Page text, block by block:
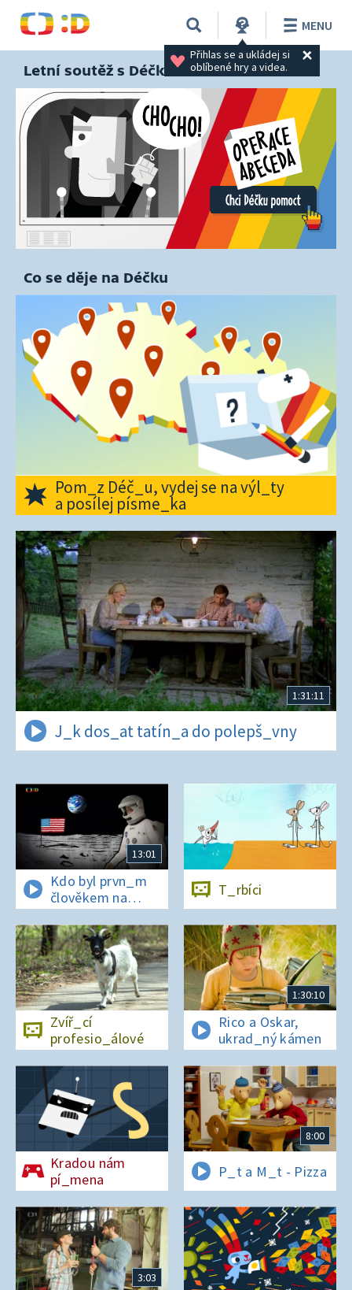
Přihlas se a ukládej si
oblíbené hry a videa.
MENU
Letní soutěž s Déčkem
Co se děje na Déčku
Pom_z Déč_u, vydej se na výl_ty
a posílej písme_ka
1:31:11
J_k dos_at tatín_a do polepš_vny
13:01
Kdo byl prvn_m
člověkem na
Měs_cí?
T_rbíci
Zvíř_cí
profesio_álové
1:30:10
Rico a Oskar,
ukrad_ný kámen
Kradou nám
pí_mena
8:00
P_t a M_t - Pizza
3:03